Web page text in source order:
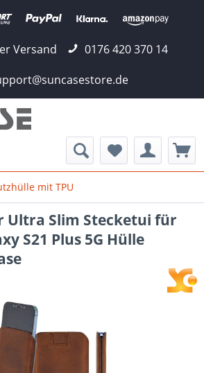
Versand
0176 420 370 14
mit TPU
Ultra Slim Stecketui für
S21 Plus 5G Hülle